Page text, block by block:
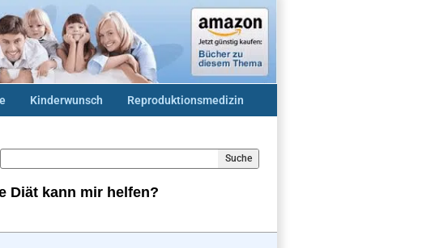
Kinderwunsch Reproduktionsmedizin
Suche
Diät kann mir helfen?